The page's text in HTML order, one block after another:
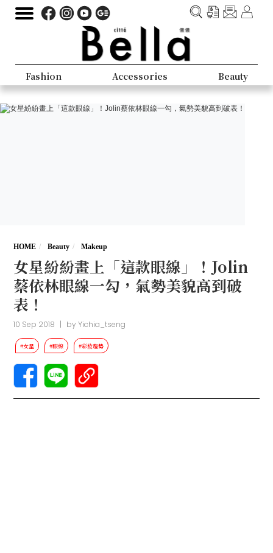
Fashion Accessories Beauty
HOME Beauty Makeup
女星紛紛畫上「這款眼線」！Jolin
蔡依林眼線一勾，氣勢美貌高到破
表！
10 Sep 2018 | byYichia_tseng
#女星 #眼線 #彩妝趨勢